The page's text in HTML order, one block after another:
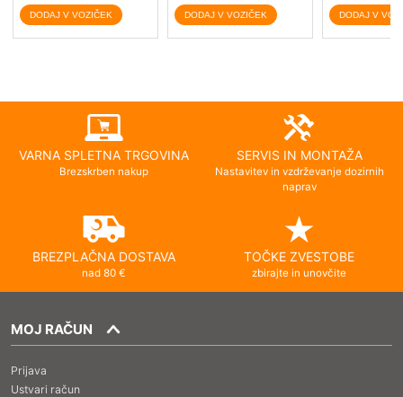
VARNA SPLETNA TRGOVINA
Brezskrben nakup
SERVIS IN MONTAŽA
Nastavitev in vzdrževanje dozirnih
naprav
BREZPLAČNA DOSTAVA
nad 80 €
TOČKE ZVESTOBE
zbirajte in unovčite
MOJ RAČUN
Prijava
Ustvari račun